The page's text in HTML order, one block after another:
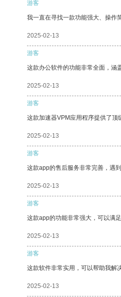
游客
我一直在寻找一款功能强大、操作
2025-02-13
游客
这款办公软件的功能非常全面，涵
2025-02-13
游客
这款加速器VPM应用程序提供了顶
2025-02-13
游客
这款app的售后服务非常完善，遇
2025-02-13
游客
这款app的功能非常强大，可以满
2025-02-13
游客
这款软件非常实用，可以帮助我解
2025-02-13